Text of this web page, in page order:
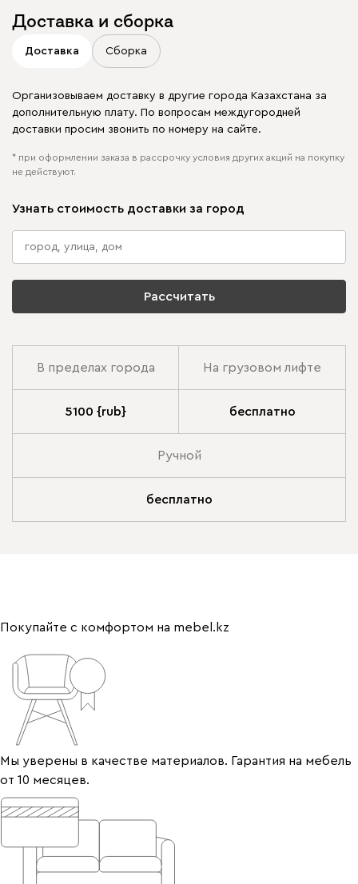
Доставка и сборка
Доставка Сборка
Организовываем доставку в другие города Казахстана за
дополнительную плату. По вопросам междугородней
доставки просим звонить по номеру на сайте.
* при оформлении заказа в рассрочку условия других акций на покупку
не действуют.
Узнать стоимость доставки за город
Рассчитать
В пределах города На грузовом лифте
5100 {rub} бесплатно
Ручной
бесплатно
Покупайте с комфортом на mebel.kz
Мы уверены в качестве материалов. Гарантия на мебель
от 10 месяцев.